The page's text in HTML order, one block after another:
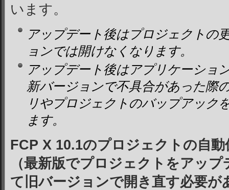
います。
アップデート後はプロジェクトの
ョンでは開けなくなります。
アップデート後はアプリケーショ
新バージョンで不具合があった際
リやプロジェクトのバップアック
ます。
FCP X 10.1のプロジェクトの自動
（最新版でプロジェクトをアッ
て旧バージョンで開き直す必要が